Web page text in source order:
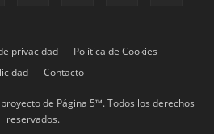
privacidad
Política de Cookies
Contacto
de Página 5™. Todos los derechos
reservados.